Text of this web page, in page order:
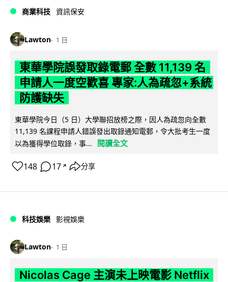
商業科技 資訊保安
Lawton 1 日
東華學院誤發取錄電郵 全數 11,139 名
申請人一度空歡喜 專家:人為疏忽+系統
防護缺失
東華學院今日（5 日）大學聯招放榜之際，因人為疏忽向全數
11,139 名課程申請人錯誤發出取錄通知電郵，令大批考生一度
以為獲得學位取錄，事...
閱讀全文
148 17 ↗ 分享
科技娛樂 影視娛樂
Lawton 1 日
Nicolas Cage 主演未上映電影 Netflix